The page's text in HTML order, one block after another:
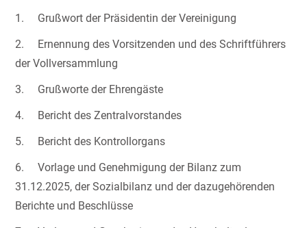
1. Grußwort der Präsidentin der Vereinigung
2. Ernennung des Vorsitzenden und des Schriftführers
der Vollversammlung
3. Grußworte der Ehrengäste
4. Bericht des Zentralvorstandes
5. Bericht des Kontrollorgans
6. Vorlage und Genehmigung der Bilanz zum
31.12.2025, der Sozialbilanz und der dazugehörenden
Berichte und Beschlüsse